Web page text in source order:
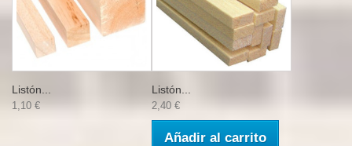
Listón...
1,10 €
Listón...
2,40 €
Añadir al carrito